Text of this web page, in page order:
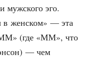
муж­ско­го эго.
в жен­ском» — эта
(где «ММ», что
— чем